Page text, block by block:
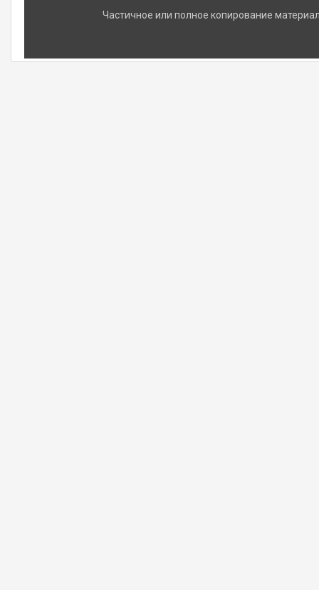
Частичное или полное копирование